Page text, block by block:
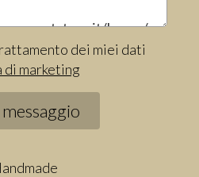
dei miei dati
marketing